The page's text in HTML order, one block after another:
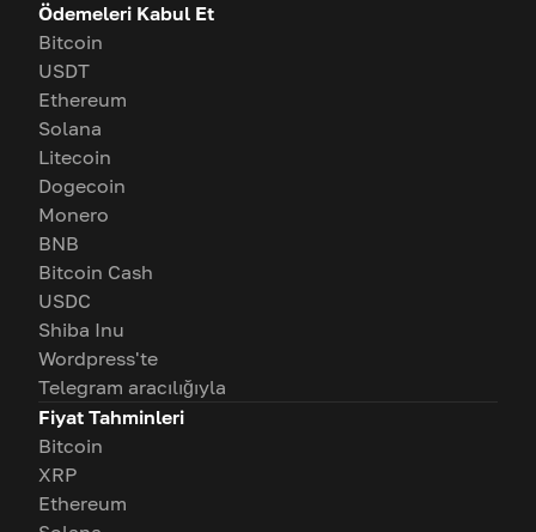
Ödemeleri Kabul Et
Bitcoin
USDT
Ethereum
Solana
Litecoin
Dogecoin
Monero
BNB
Bitcoin Cash
USDC
Shiba Inu
Wordpress'te
Telegram aracılığıyla
Fiyat Tahminleri
Bitcoin
XRP
Ethereum